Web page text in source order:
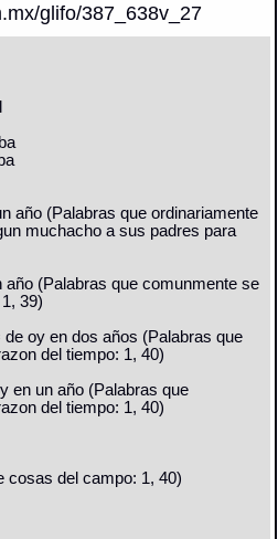
glifo/387_638v_27
año (Palabras que ordinariamente
muchacho a sus padres para
año (Palabras que comunmente se
39)
de oy en dos años (Palabras que
del tiempo: 1, 40)
en un año (Palabras que
del tiempo: 1, 40)
cosas del campo: 1, 40)